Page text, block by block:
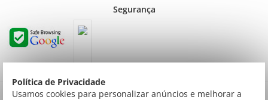
Política de Privacidade
Usamos cookies para personalizar anúncios e melhorar a
Segurança
Preços válidos para consumidor final não contribuinte. Preços exclusivos para compras